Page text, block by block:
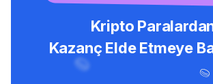
Kripto
Kazanç Elde Etmeye